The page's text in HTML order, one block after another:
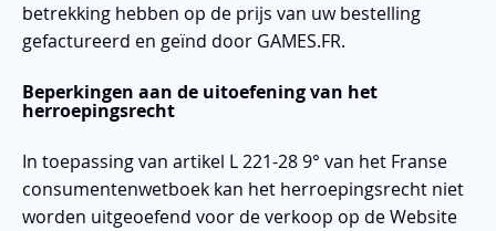
betrekking hebben op de prijs van uw bestelling
gefactureerd en geïnd door GAMES.FR.
Beperkingen aan de uitoefening van het
herroepingsrecht
In toepassing van artikel L 221-28 9° van het Franse
consumentenwetboek kan het herroepingsrecht niet
worden uitgeoefend voor de verkoop op de Website